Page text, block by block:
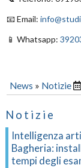
📧 Email:
📱 Whatsapp:
News » Notizie
Notizie
Intelligenza
Bagheria:
tempi degli